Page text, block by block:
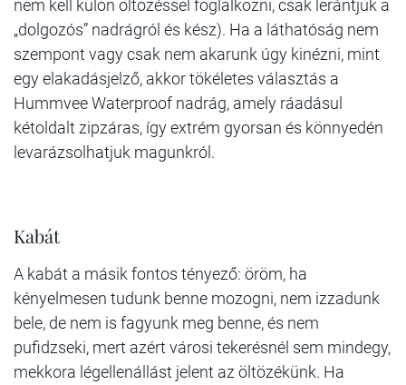
nem kell külön öltözéssel foglalkozni, csak lerántjuk a
„dolgozós” nadrágról és kész). Ha a láthatóság nem
szempont vagy csak nem akarunk úgy kinézni, mint
egy elakadásjelző, akkor tökéletes választás a
Hummvee Waterproof nadrág, amely ráadásul
kétoldalt zipzáras, így extrém gyorsan és könnyedén
levarázsolhatjuk magunkról.
Kabát
A kabát a másik fontos tényező: öröm, ha
kényelmesen tudunk benne mozogni, nem izzadunk
bele, de nem is fagyunk meg benne, és nem
pufidzseki, mert azért városi tekerésnél sem mindegy,
mekkora légellenállást jelent az öltözékünk. Ha